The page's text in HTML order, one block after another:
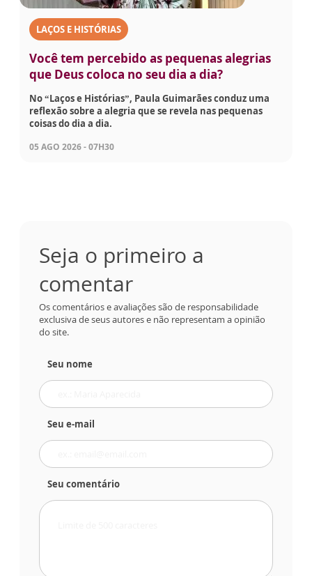
LAÇOS E HISTÓRIAS
Você tem percebido as pequenas alegrias
que Deus coloca no seu dia a dia?
No “Laços e Histórias”, Paula Guimarães conduz uma
reflexão sobre a alegria que se revela nas pequenas
coisas do dia a dia.
05 AGO 2026 - 07H30
Seja o primeiro a
comentar
Os comentários e avaliações são de responsabilidade
exclusiva de seus autores e não representam a opinião
do site.
Seu nome
Seu e-mail
Seu comentário